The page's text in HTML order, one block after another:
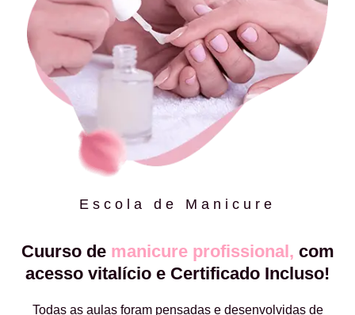
Escola de Manicure
Cuurso de manicure profissional, com
acesso vitalício e Certificado Incluso!
Todas as aulas foram pensadas e desenvolvidas de